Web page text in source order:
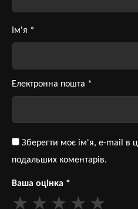
Ім'я *
Електронна пошта *
Зберегти моє ім'я, e-mail в
подальших коментарів.
Ваша оцінка *